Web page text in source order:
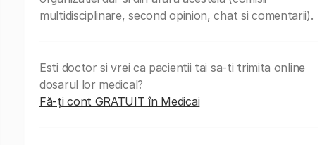
multidisciplinare, second opinion, chat si comentarii).
Esti doctor si vrei ca pacientii tai sa-ti trimita online
dosarul lor medical?
Fă-ți cont GRATUIT în Medicai